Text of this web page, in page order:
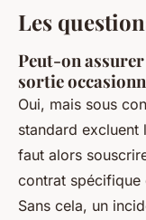
Les
Peut-on
sortie
Oui, mais sous
standard excluent
faut alors
contrat spécifique
Sans cela, un